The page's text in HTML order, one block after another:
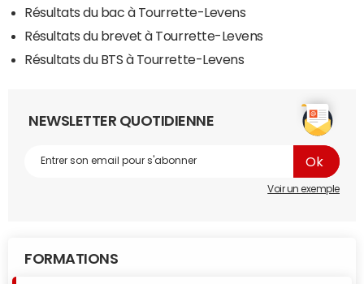
Résultats du bac à Tourrette-Levens
Résultats du brevet à Tourrette-Levens
Résultats du BTS à Tourrette-Levens
NEWSLETTER QUOTIDIENNE
Voir un exemple
FORMATIONS